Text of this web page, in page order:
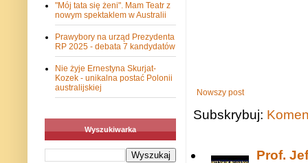
Nowszy post
Subskrybuj:
Prof.
"Mój tata się żeni". Mam Teatr z
nowym spektaklem w Australii
Prawybory na urząd Prezydenta
RP 2025 - debata 7 kandydatów
Nie żyje Ernestyna Skurjat-
Kozek - unikalna postać Polonii
australijskiej
Wyszukiwarka